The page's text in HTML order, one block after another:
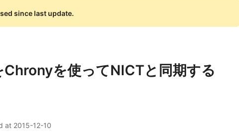
since last update.
を使ってNICTと同期する
at 2015-12-10